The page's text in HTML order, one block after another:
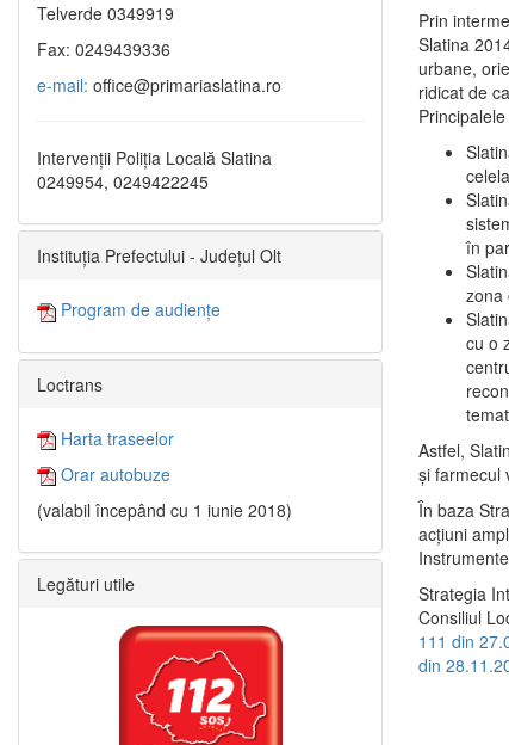
Prin
Slatina
urbane,
ridicat de
în
zona
cu o
Astfel,
şi farmecul
În baza
acţiuni
Strategia
Consiliul
111 din
din
Telverde 0349919
Fax: 0249439336
e-mail: office@primariaslatina.ro
Intervenții Poliția Locală Slatina
0249954, 0249422245
Instituția Prefectului - Județul Olt
Program de audiențe
Loctrans
Harta traseelor
Orar autobuze
(valabil începând cu 1 iunie 2018)
Legături utile